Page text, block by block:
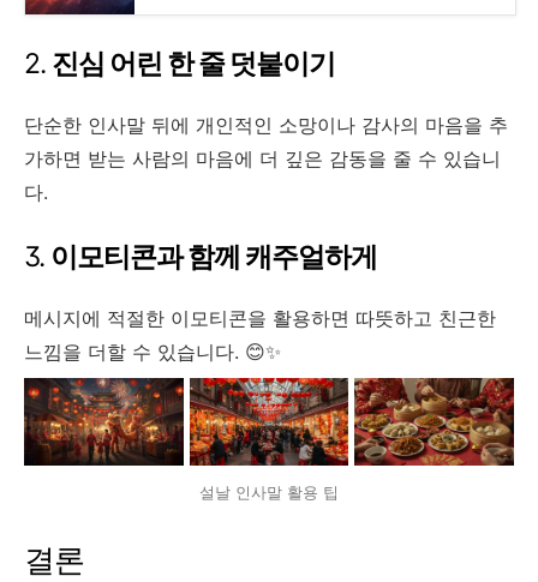
2. 진심 어린 한 줄 덧붙이기
단순한 인사말 뒤에 개인적인 소망이나 감사의 마음을 추
가하면 받는 사람의 마음에 더 깊은 감동을 줄 수 있습니
다.
3. 이모티콘과 함께 캐주얼하게
메시지에 적절한 이모티콘을 활용하면 따뜻하고 친근한
느낌을 더할 수 있습니다. 😊✨
설날 인사말 활용 팁
결론